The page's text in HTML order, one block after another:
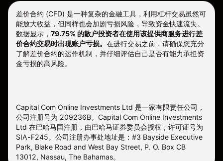
差价合约 (CFD) 是一种复杂的金融工具，利用杠杆交易虽然可
能放大收益，但同样也会加剧亏损风险，导致资金快速流失。
数据显示， 79.75% 的散户投资者在使用该提供商服务进行差
价合约交易时出现账户亏损。 在进行交易之前，请确保您充分
了解差价合约的运作机制，并仔细评估自己是否有能力承担资
金亏损的高风险。
Capital Com Online Investments Ltd 是一家有限责任公司，
公司注册号为 209236B。Capital Com Online Investments
Ltd 在巴哈马国注册，由巴哈马证券委员会授权，许可证号为
SIA-F245。公司注册办事处地址是：#3 Bayside Executive
Park, Blake Road and West Bay Street, P. O. Box CB
13012, Nassau, The Bahamas。